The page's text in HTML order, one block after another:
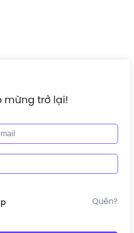
mừng trở lại!
Quên?